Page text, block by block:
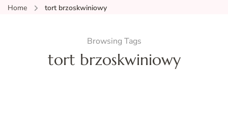
Home tort brzoskwiniowy
Browsing Tags
tort brzoskwiniowy